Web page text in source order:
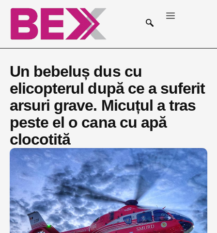
Un bebeluș dus cu
elicopterul după ce a suferit
arsuri grave. Micuțul a tras
peste el o cana cu apă
clocotită